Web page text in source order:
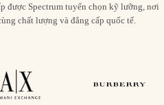
được Spectrum tuyển chọn kỹ lưỡng, nơi
chất lượng và đẳng cấp quốc tế.